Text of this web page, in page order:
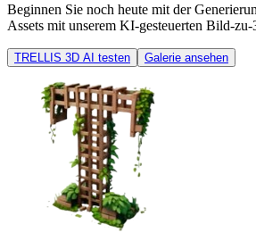
Beginnen Sie noch heute mit der
Assets mit unserem KI-gesteuerten Bild-
TRELLIS 3D AI testen Galerie ansehen